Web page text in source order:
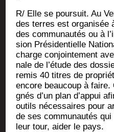
R/ Elle se pour­suit. Au
des terres est orga­ni­sée
des com­mu­nau­tés ou à
sion Pré­si­den­tielle
charge conjoin­te­ment
nale de l’étude des
remis 40 titres de
encore beau­coup à
gnés d’un plan d’appui
outils néces­saires pour
de ses com­mu­nau­tés
leur tour, aider le pays.